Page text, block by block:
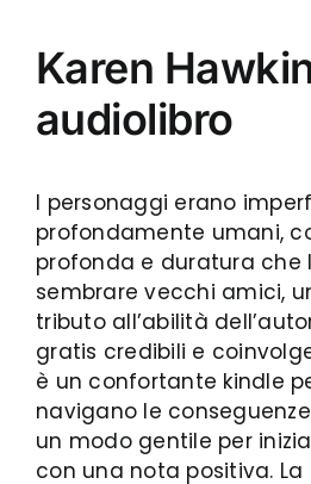
Karen
audiolibro
I personaggi erano
profondamente umani,
profonda e duratura che
sembrare vecchi amici,
tributo all’abilità
gratis credibili e
è un confortante kindle
navigano le
un modo gentile per
con una nota positiva.